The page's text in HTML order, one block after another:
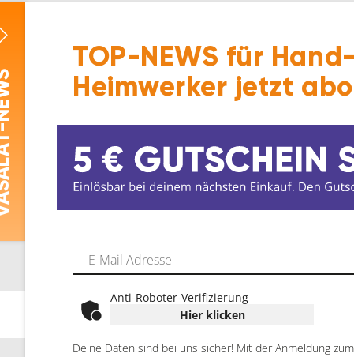
TOP-NEWS für
Heimwerker jetzt
Anti-Roboter-Verifizierung
Hier klicken
Deine Daten sind bei uns sicher! Mit der Anmeldung